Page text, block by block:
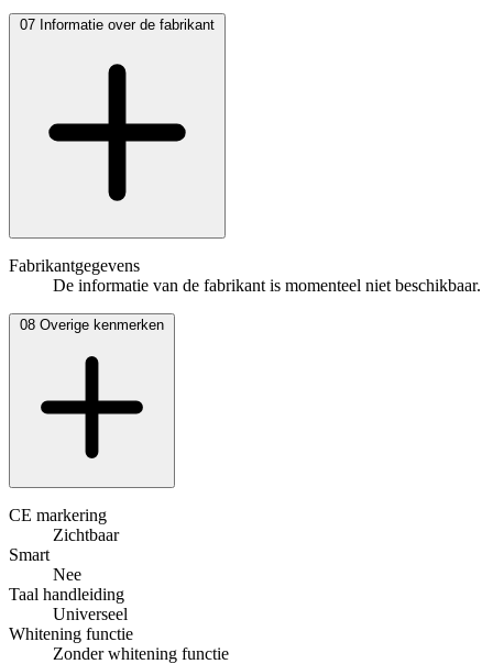
07 Informatie over de fabrikant
Fabrikantgegevens
De informatie van de fabrikant is momenteel niet beschikbaar.
08 Overige kenmerken
CE markering
Zichtbaar
Smart
Nee
Taal handleiding
Universeel
Whitening functie
Zonder whitening functie